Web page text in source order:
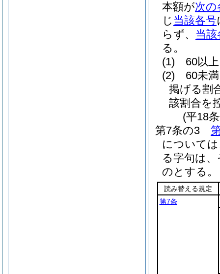
本額が次の
じ 当該各号
らず、 当
る。
(1)
60以
(2)
60未
掲げる割
該割合を
(平18
第7条の3
について
る字句は
のとする。
読み替える規定
第7条